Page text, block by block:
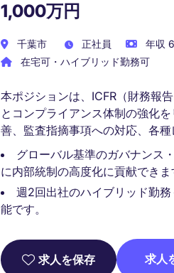
1,000万円
千葉市 正社員 年収
在宅可・ハイブリッド勤務可
本ポジションは、ICFR（財務報
とコンプライアンス体制の強化
善、監査指摘事項への対応、各種
グローバル基準のガバナンス
に内部統制の高度化に貢献できま
週2回出社のハイブリッド勤
能です。
求人を保存 求人